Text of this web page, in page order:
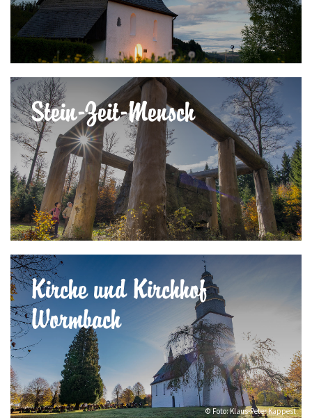
Stein-Zeit-Mensch
© Foto: Klaus-Peter Kappest
Kirche und Kirchhof
Wormbach